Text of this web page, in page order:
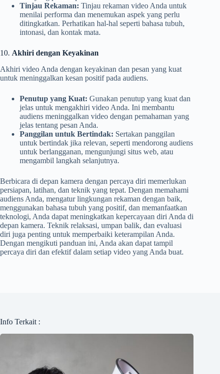
Tinjau Rekaman: Tinjau rekaman video Anda untuk
menilai performa dan menemukan aspek yang perlu
ditingkatkan. Perhatikan hal-hal seperti bahasa tubuh,
intonasi, dan kontak mata.
10. Akhiri dengan Keyakinan
Akhiri video Anda dengan keyakinan dan pesan yang kuat
untuk meninggalkan kesan positif pada audiens.
Penutup yang Kuat: Gunakan penutup yang kuat dan
jelas untuk mengakhiri video Anda. Ini membantu
audiens meninggalkan video dengan pemahaman yang
jelas tentang pesan Anda.
Panggilan untuk Bertindak: Sertakan panggilan
untuk bertindak jika relevan, seperti mendorong audiens
untuk berlangganan, mengunjungi situs web, atau
mengambil langkah selanjutnya.
Berbicara di depan kamera dengan percaya diri memerlukan
persiapan, latihan, dan teknik yang tepat. Dengan memahami
audiens Anda, mengatur lingkungan rekaman dengan baik,
menggunakan bahasa tubuh yang positif, dan memanfaatkan
teknologi, Anda dapat meningkatkan kepercayaan diri Anda di
depan kamera. Teknik relaksasi, umpan balik, dan evaluasi
diri juga penting untuk memperbaiki keterampilan Anda.
Dengan mengikuti panduan ini, Anda akan dapat tampil
percaya diri dan efektif dalam setiap video yang Anda buat.
Info Terkait :